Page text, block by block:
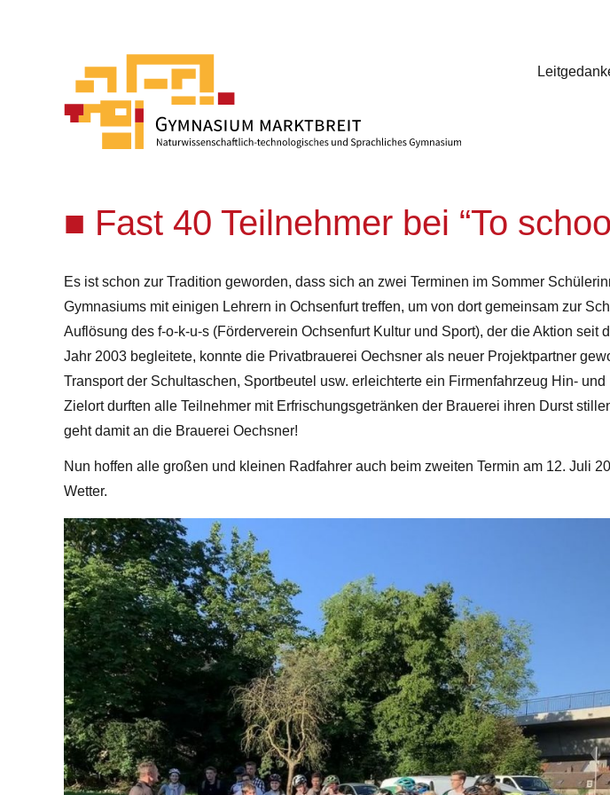
Fast 40 Teilnehmer bei “To
Es ist schon zur Tradition geworden, dass sich an zwei Terminen im Sommer
Gymnasiums mit einigen Lehrern in Ochsenfurt treffen, um von dort gemeinsam zur
Auflösung des f-o-k-u-s (Förderverein Ochsenfurt Kultur und Sport), der die Aktion seit
Jahr 2003 begleitete, konnte die Privatbrauerei Oechsner als neuer Projektpartner
Transport der Schultaschen, Sportbeutel usw. erleichterte ein Firmenfahrzeug Hin-
Zielort durften alle Teilnehmer mit Erfrischungsgetränken der Brauerei ihren Durst
geht damit an die Brauerei Oechsner!
Nun hoffen alle großen und kleinen Radfahrer auch beim zweiten Termin am 12. Juli
Wetter.